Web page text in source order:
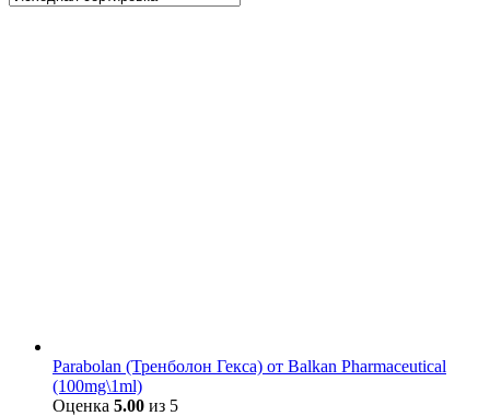
Parabolan (Тренболон Гекса) от Balkan Pharmaceutical
(100mg\1ml)
Оценка 5.00 из 5